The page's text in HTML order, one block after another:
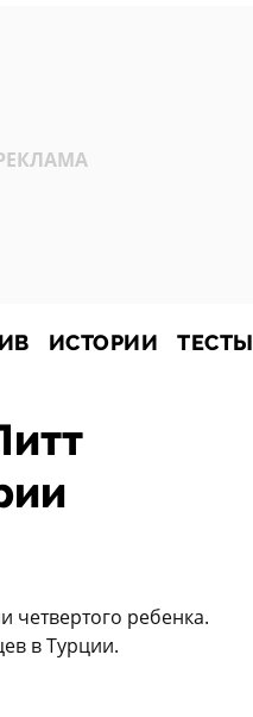
ИСТОРИИ ТЕСТЫ
четвертого ребенка.
в Турции.